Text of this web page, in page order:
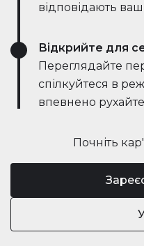
Почніть
відповідають
Відкрийте для
Переглядайте
спілкуйтеся в
впевнено